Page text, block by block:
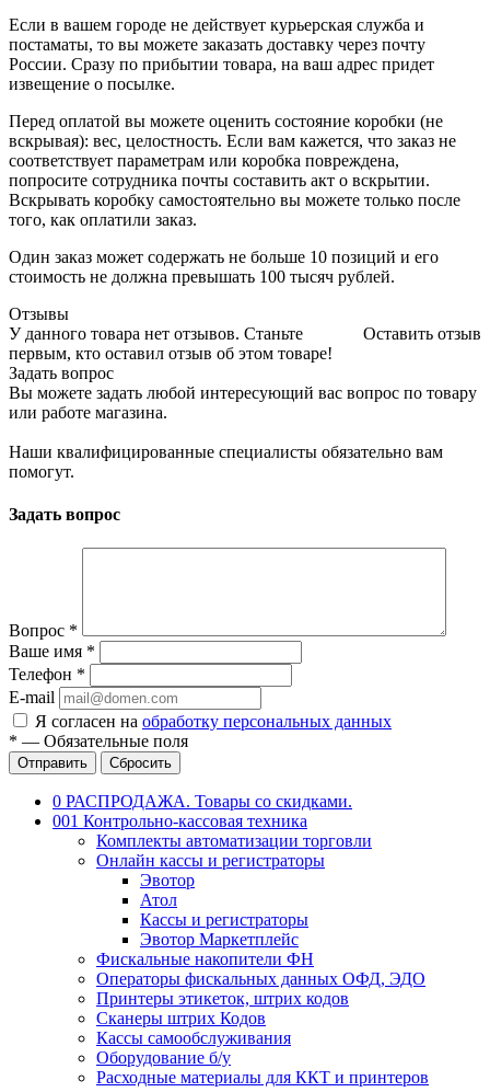
Если в вашем городе не действует курьерская служба и
постаматы, то вы можете заказать доставку через почту
России. Сразу по прибытии товара, на ваш адрес придет
извещение о посылке.
Перед оплатой вы можете оценить состояние коробки (не
вскрывая): вес, целостность. Если вам кажется, что заказ не
соответствует параметрам или коробка повреждена,
попросите сотрудника почты составить акт о вскрытии.
Вскрывать коробку самостоятельно вы можете только после
того, как оплатили заказ.
Один заказ может содержать не больше 10 позиций и его
стоимость не должна превышать 100 тысяч рублей.
Отзывы
Оставить отзыв
У данного товара нет отзывов. Станьте
первым, кто оставил отзыв об этом товаре!
Задать вопрос
Вы можете задать любой интересующий вас вопрос по товару
или работе магазина.
Наши квалифицированные специалисты обязательно вам
помогут.
Задать вопрос
Вопрос *
Ваше имя *
Телефон *
E-mail
Я согласен на обработку персональных данных
* — Обязательные поля
Отправить Сбросить
0 РАСПРОДАЖА. Товары со скидками.
001 Контрольно-кассовая техника
Комплекты автоматизации торговли
Онлайн кассы и регистраторы
Эвотор
Атол
Кассы и регистраторы
Эвотор Маркетплейс
Фискальные накопители ФН
Операторы фискальных данных ОФД, ЭДО
Принтеры этикеток, штрих кодов
Сканеры штрих Кодов
Кассы самообслуживания
Оборудование б/у
Расходные материалы для ККТ и принтеров